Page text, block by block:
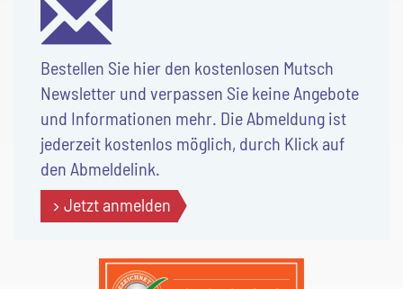
Bestellen Sie hier den kostenlosen Mutsch
Newsletter und verpassen Sie keine Angebote
und Informationen mehr. Die Abmeldung ist
jederzeit kostenlos möglich, durch Klick auf
den Abmeldelink.
Jetzt anmelden